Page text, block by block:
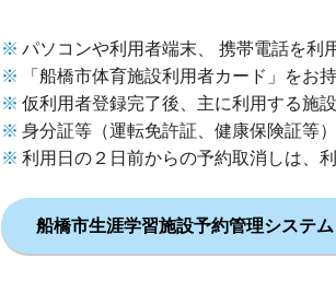
パソコンや利用者端末、 携帯電話を利
「船橋市体育施設利用者カード」をお
仮利用者登録完了後、主に利用する施
身分証等（運転免許証、健康保険証等
利用日の２日前からの予約取消しは、
船橋市生涯学習施設予約管理システム